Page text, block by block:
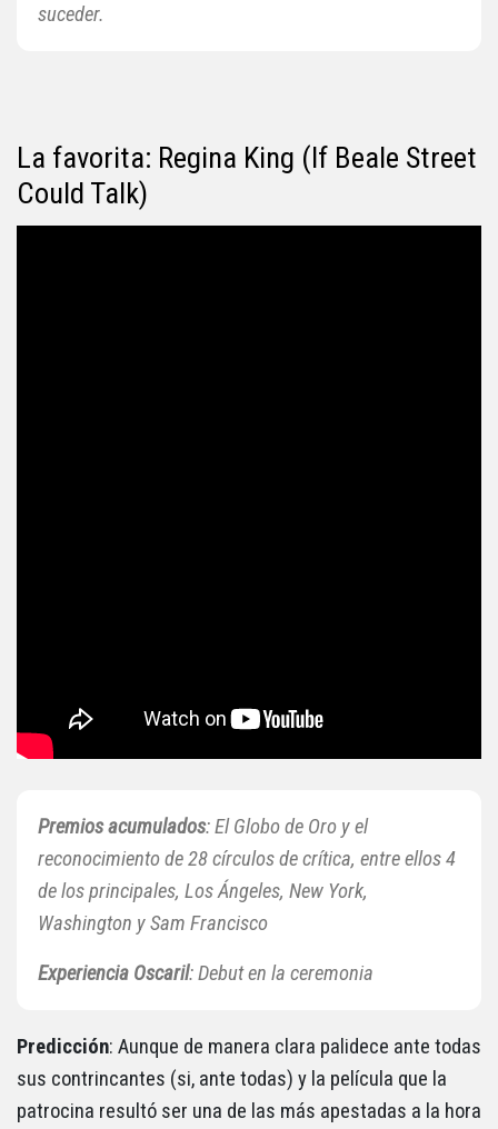
suceder.
La favorita: Regina King (If Beale Street
Could Talk)
Premios acumulados: El Globo de Oro y el
reconocimiento de 28 círculos de crítica, entre ellos 4
de los principales, Los Ángeles, New York,
Washington y Sam Francisco
Experiencia Oscaril: Debut en la ceremonia
Predicción: Aunque de manera clara palidece ante todas
sus contrincantes (si, ante todas) y la película que la
patrocina resultó ser una de las más apestadas a la hora